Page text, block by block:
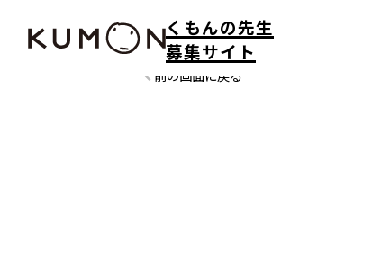
くもんの先生
募集サイト
前の画面に戻る